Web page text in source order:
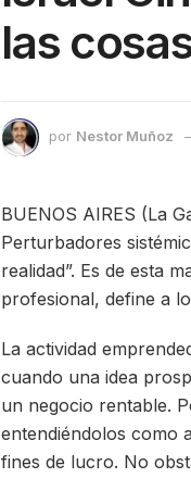
las
por Nestor Muñoz
BUENOS AIRES (La
Perturbadores
realidad”. Es de esta
profesional, define a
La actividad
cuando una idea
un negocio rentable.
entendiéndolos como
fines de lucro. No